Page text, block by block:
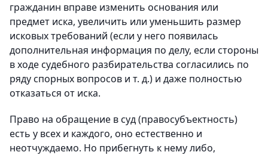
гражданин вправе изменить основания или
предмет иска, увеличить или уменьшить размер
исковых требований (если у него появилась
дополнительная информация по делу, если стороны
в ходе судебного разбирательства согласились по
ряду спорных вопросов и т. д.) и даже полностью
отказаться от иска.
Право на обращение в суд (правосубъектность)
есть у всех и каждого, оно естественно и
неотчуждаемо. Но прибегнуть к нему либо,